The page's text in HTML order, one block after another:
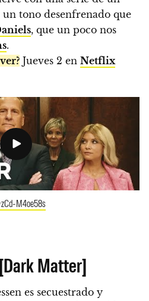
tono desenfrenado que
, que un poco nos
.
Jueves 2 en Netflix
M4oe58s
Matter]
es secuestrado y